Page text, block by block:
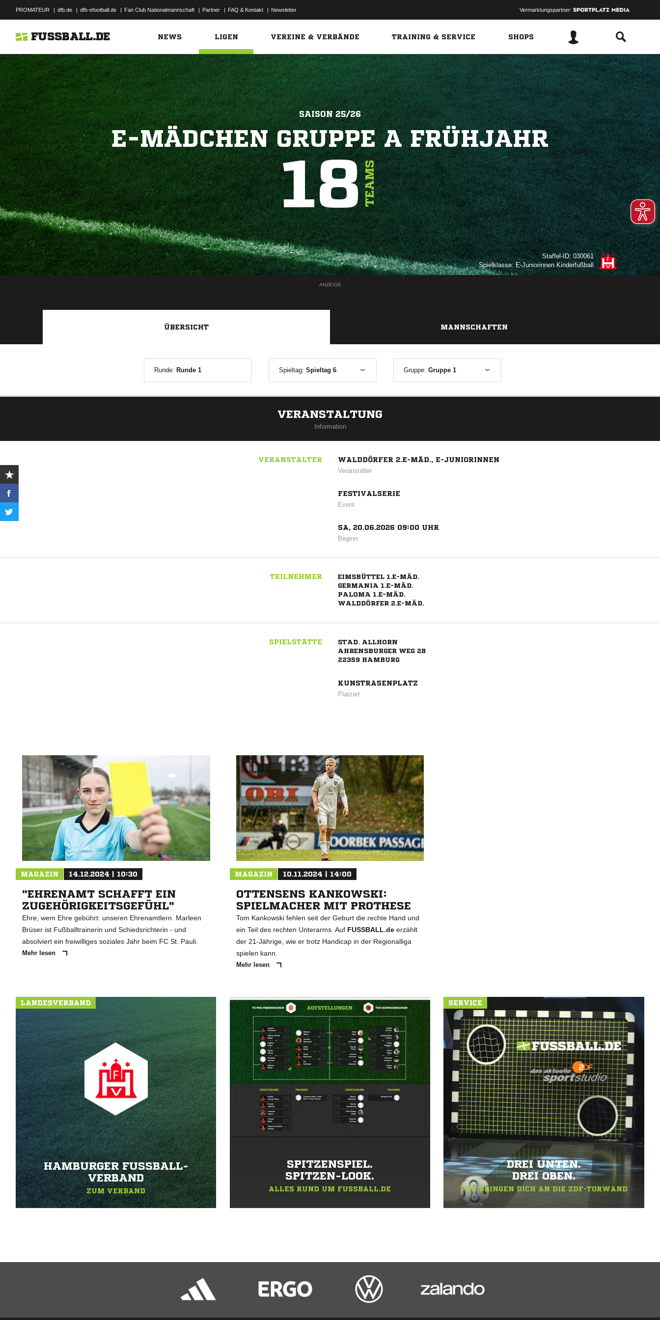
PROMATEUR | dfb.de | dfb-efootball.de | Fan Club Nationalmannschaft | Partner | FAQ & Kontakt | Newsletter Vermarktungspartner:
FUSSBALL.DE NEWS LIGEN VEREINE & VERBÄNDE TRAINING & SERVICE SHOPS
SAISON 25/26
E-MÄDCHEN GRUPPE A FRÜHJAHR
18TEAMS
Staffel-ID: 030061
Spielklasse: E-Juniorinnen Kinderfußball
ANZEIGE
ÜBERSICHT MANNSCHAFTEN
Runde: Runde 1 Spieltag: Spieltag 6 Gruppe: Gruppe 1
VERANSTALTUNG
Information
VERANSTALTER WALDDÖRFER 2.E-MÄD., E-JUNIORINNEN
Veranstalter
FESTIVALSERIE
Event
SA, 20.06.2026 09:00 UHR
Beginn
TEILNEHMER
EIMSBÜTTEL 1.E-MÄD.
GERMANIA 1.E-MÄD.
PALOMA 1.E-MÄD.
WALDDÖRFER 2.E-MÄD.
SPIELSTÄTTE
STAD. ALLHORN
AHRENSBURGER WEG 28
22359 HAMBURG
KUNSTRASENPLATZ
Platzart
MAGAZIN 14.12.2024 | 10:30
"EHRENAMT SCHAFFT EIN
ZUGEHÖRIGKEITSGEFÜHL"
Ehre, wem Ehre gebührt: unseren Ehrenamtlern. Marleen
Brüser ist Fußballtrainerin und Schiedsrichterin - und
absolviert ein freiwilliges soziales Jahr beim FC St. Pauli.
Mehr lesen
MAGAZIN 10.11.2024 | 14:00
OTTENSENS KANKOWSKI:
SPIELMACHER MIT PROTHESE
Tom Kankowski fehlen seit der Geburt die rechte Hand und
ein Teil des rechten Unterarms. Auf FUSSBALL.deerzählt
der 21-Jährige, wie er trotz Handicap in der Regionalliga
spielen kann.
Mehr lesen
LANDESVERBAND
HAMBURGER FUSSBALL-V
ERBAND
ZUM VERBAND
SPITZENSPIEL.
SPITZEN-LOOK.
ALLES RUND UM FUSSBALL.DE
SERVICE
DREI UNTEN.
DREI OBEN.
WIR BRINGEN DICH AN DIE ZDF-TORWAND